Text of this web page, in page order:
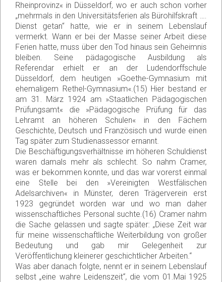
Rheinprovinz« in Düsseldorf, wo er auch schon vorher
„mehrmals in den Universitätsferien als Bürohilfskraft ….
Dienst getan“ hatte, wie er in seinem Lebenslauf
vermerkt. Wann er bei der Masse seiner Arbeit diese
Ferien hatte, muss über den Tod hinaus sein Geheimnis
bleiben. Seine pädagogische Ausbildung als
Referendar erhielt er an der Ludendorffschule
Düsseldorf, dem heutigen »Goethe-Gymnasium mit
ehemaligem Rethel-Gymnasium«.(15) Hier bestand er
am 31. März 1924 am »Staatlichen Pädagogischen
Prüfungsamt« die »Pädagogische Prüfung für das
Lehramt an höheren Schulen« in den Fächern
Geschichte, Deutsch und Französisch und wurde einen
Tag später zum Studienassessor ernannt.
Die Beschäftigungsverhältnisse im höheren Schuldienst
waren damals mehr als schlecht. So nahm Cramer,
was er bekommen konnte, und das war vorerst einmal
eine Stelle bei den »Vereinigten Westfälischen
Adelsarchiven« in Münster, deren Trägerverein erst
1923 gegründet worden war und wo man daher
wissenschaftliches Personal suchte.(16) Cramer nahm
die Sache gelassen und sagte später: „Diese Zeit war
für meine wissenschaftliche Weiterbildung von großer
Bedeutung und gab mir Gelegenheit zur
Veröffentlichung kleinerer geschichtlicher Arbeiten.“
Was aber danach folgte, nennt er in seinem Lebenslauf
selbst „eine wahre Leidenszeit“, die vom 01.Mai 1925